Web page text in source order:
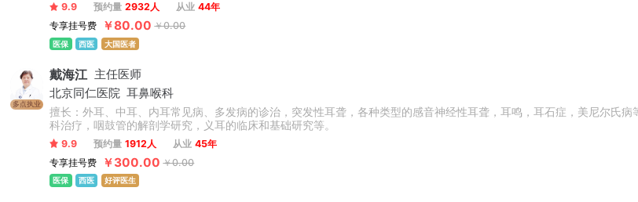
9.9 预约量 2932人 从业 44年
专享挂号费
￥80.00 ￥0.00
医保 西医 大国医者
多点执业
戴海江 主任医师
北京同仁医院 耳鼻喉科
擅长：外耳、中耳、内耳常见病、多发病的诊治，突发性耳聋，各种类型的感音神经性耳聋，耳鸣，耳石症，美尼尔氏
科治疗，咽鼓管的解剖学研究，义耳的临床和基础研究等。
9.9 预约量 1912人 从业 45年
专享挂号费
￥300.00 ￥0.00
医保 西医 好评医生